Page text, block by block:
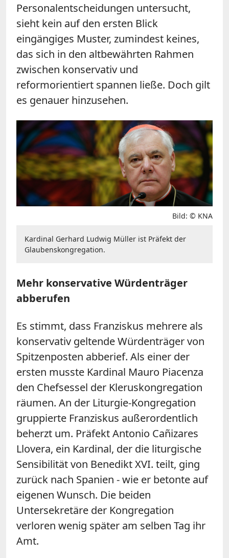
Personalentscheidungen untersucht,
sieht kein auf den ersten Blick
eingängiges Muster, zumindest keines,
das sich in den altbewährten Rahmen
zwischen konservativ und
reformorientiert spannen ließe. Doch gilt
es genauer hinzusehen.
Bild: © KNA
Kardinal Gerhard Ludwig Müller ist Präfekt der
Glaubenskongregation.
Mehr konservative Würdenträger
abberufen
Es stimmt, dass Franziskus mehrere als
konservativ geltende Würdenträger von
Spitzenposten abberief. Als einer der
ersten musste Kardinal Mauro Piacenza
den Chefsessel der Kleruskongregation
räumen. An der Liturgie-Kongregation
gruppierte Franziskus außerordentlich
beherzt um. Präfekt Antonio Cañizares
Llovera, ein Kardinal, der die liturgische
Sensibilität von Benedikt XVI. teilt, ging
zurück nach Spanien - wie er betonte auf
eigenen Wunsch. Die beiden
Untersekretäre der Kongregation
verloren wenig später am selben Tag ihr
Amt.